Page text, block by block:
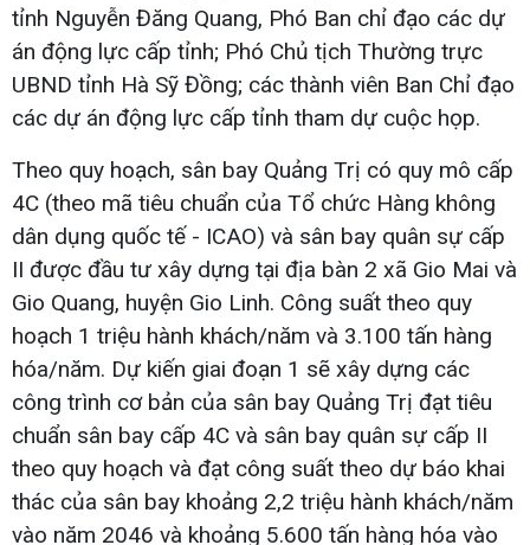
tỉnh Nguyễn Đăng Quang, Phó Ban chỉ đạo các dự
án động lực cấp tỉnh; Phó Chủ tịch Thường trực
UBND tỉnh Hà Sỹ Đồng; các thành viên Ban Chỉ đạo
các dự án động lực cấp tỉnh tham dự cuộc họp.
Theo quy hoạch, sân bay Quảng Trị có quy mô cấp
4C (theo mã tiêu chuẩn của Tổ chức Hàng không
dân dụng quốc tế - ICAO) và sân bay quân sự cấp
II được đầu tư xây dựng tại địa bàn 2 xã Gio Mai và
Gio Quang, huyện Gio Linh. Công suất theo quy
hoạch 1 triệu hành khách/năm và 3.100 tấn hàng
hóa/năm. Dự kiến giai đoạn 1 sẽ xây dựng các
công trình cơ bản của sân bay Quảng Trị đạt tiêu
chuẩn sân bay cấp 4C và sân bay quân sự cấp II
theo quy hoạch và đạt công suất theo dự báo khai
thác của sân bay khoảng 2,2 triệu hành khách/năm
vào năm 2046 và khoảng 5.600 tấn hàng hóa vào